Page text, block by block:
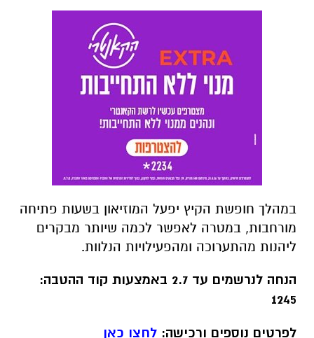
במהלך חופשת הקיץ יפעל המוזיאון בשעות פתיחה
מורחבות, במטרה לאפשר לכמה שיותר מבקרים
ליהנות מהתערוכה ומהפעילויות הנלוות.
הנחה לנרשמים עד 2.7 באמצעות קוד ההטבה:
1245
לפרטים נוספים ורכישה: לחצו כאן